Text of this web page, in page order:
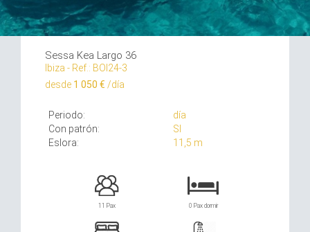
Sessa Kea Largo 36
Ibiza - Ref.: BOI24-3
desde 1 050 € /día
Periodo:
día
Con patrón:
SI
Eslora:
11,5 m
11 Pax 0 Pax dormir